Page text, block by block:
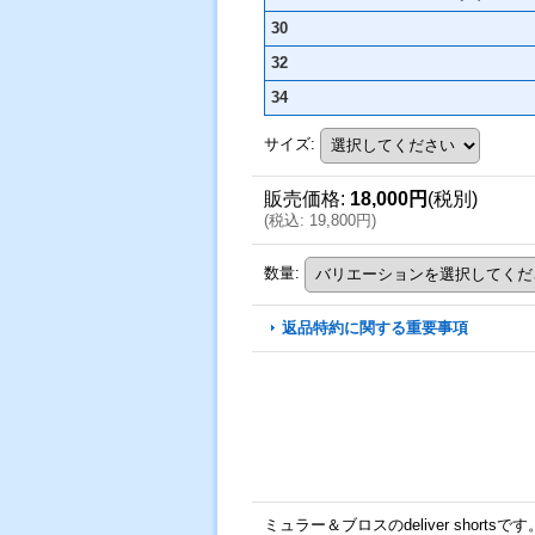
30
32
34
サイズ:
販売価格: 18,000円 (税別)
(税込: 19,800円)
数量:
返品特約に関する重要事項
ミュラー＆ブロスのdeliver shortsです